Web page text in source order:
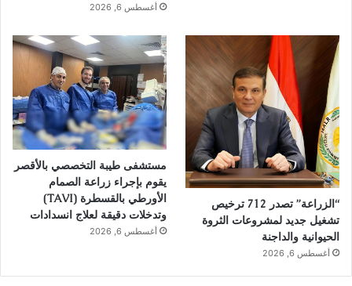
أغسطس 6, 2026
“الزراعة” تصدر 712 ترخيص
تشغيل جديد لمشروعات الثروة
الحيوانية والداجنة
أغسطس 6, 2026
مستشفى طيبة التخصصي بالأقصر
يقوم بإجراء زراعة الصمام
الأورطي بالقسطرة (TAVI)
وتدخلات دقيقة لعلاج انسدادات
أغسطس 6, 2026